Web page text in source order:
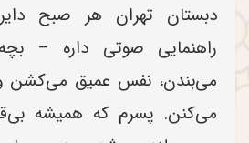
دبستان تهران هر صبح
راهنمایی صوتی داره –
می‌بندن، نفس عمیق می‌کشن و
می‌کنن. پسرم که همیشه